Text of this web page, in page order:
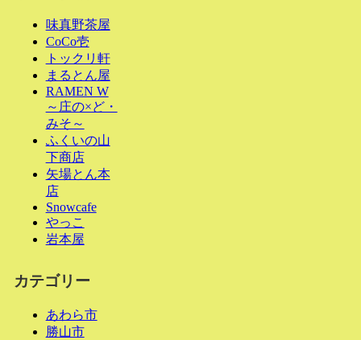
味真野茶屋
CoCo壱
トックリ軒
まるとん屋
RAMEN W
～庄の×ど・
みそ～
ふくいの山
下商店
矢場とん本
店
Snowcafe
やっこ
岩本屋
カテゴリー
あわら市
勝山市